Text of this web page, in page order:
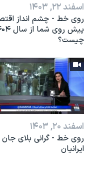
اسفند ۲۲, ۱۴۰۳
روی خط - چشم انداز
پیش روی شما
چیست؟
اسفند ۲۰, ۱۴۰۳
روی خط - گرانی بلای جان
ایرانیان